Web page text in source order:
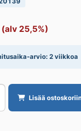
(alv 25,5%)
arvio: 2 viikkoa
Lisää